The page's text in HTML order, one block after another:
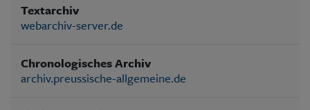
Textarchiv
webarchiv-server.de
Chronologisches Archiv
archiv.preussische-allgemeine.de